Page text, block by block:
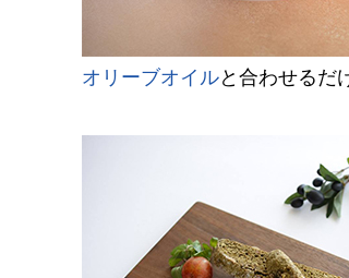
オリーブオイルと合わせるだ